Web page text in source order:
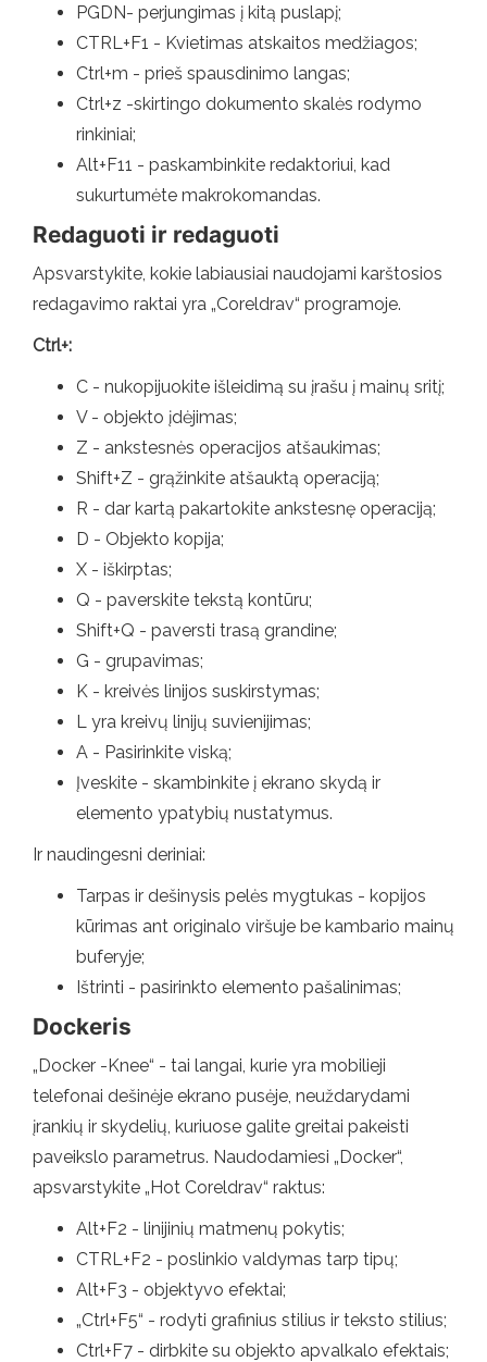
PGDN- perjungimas į kitą puslapį;
CTRL+F1 - Kvietimas atskaitos medžiagos;
Ctrl+m - prieš spausdinimo langas;
Ctrl+z -skirtingo dokumento skalės rodymo
rinkiniai;
Alt+F11 - paskambinkite redaktoriui, kad
sukurtumėte makrokomandas.
Redaguoti ir redaguoti
Apsvarstykite, kokie labiausiai naudojami karštosios
redagavimo raktai yra „Coreldrav“ programoje.
Ctrl+:
C - nukopijuokite išleidimą su įrašu į mainų sritį;
V - objekto įdėjimas;
Z - ankstesnės operacijos atšaukimas;
Shift+Z - grąžinkite atšauktą operaciją;
R - dar kartą pakartokite ankstesnę operaciją;
D - Objekto kopija;
X - iškirptas;
Q - paverskite tekstą kontūru;
Shift+Q - paversti trasą grandine;
G - grupavimas;
K - kreivės linijos suskirstymas;
L yra kreivų linijų suvienijimas;
A - Pasirinkite viską;
Įveskite - skambinkite į ekrano skydą ir
elemento ypatybių nustatymus.
Ir naudingesni deriniai:
Tarpas ir dešinysis pelės mygtukas - kopijos
kūrimas ant originalo viršuje be kambario mainų
buferyje;
Ištrinti - pasirinkto elemento pašalinimas;
Dockeris
„Docker -Knee“ - tai langai, kurie yra mobilieji
telefonai dešinėje ekrano pusėje, neuždarydami
įrankių ir skydelių, kuriuose galite greitai pakeisti
paveikslo parametrus. Naudodamiesi „Docker“,
apsvarstykite „Hot Coreldrav“ raktus:
Alt+F2 - linijinių matmenų pokytis;
CTRL+F2 - poslinkio valdymas tarp tipų;
Alt+F3 - objektyvo efektai;
„Ctrl+F5“ - rodyti grafinius stilius ir teksto stilius;
Ctrl+F7 - dirbkite su objekto apvalkalo efektais;